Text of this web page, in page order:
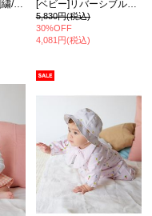
[ベビー]フルーツ刺繍/ハンバーガー刺繍日よけ付きキャップ(保冷剤入れポケット付き)
[ベビー]リバーシブルハット
5,830円(税込)
30%OFF
4,081円(税込)